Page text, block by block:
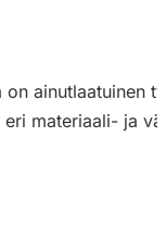
ainutlaatuinen
materiaali- ja